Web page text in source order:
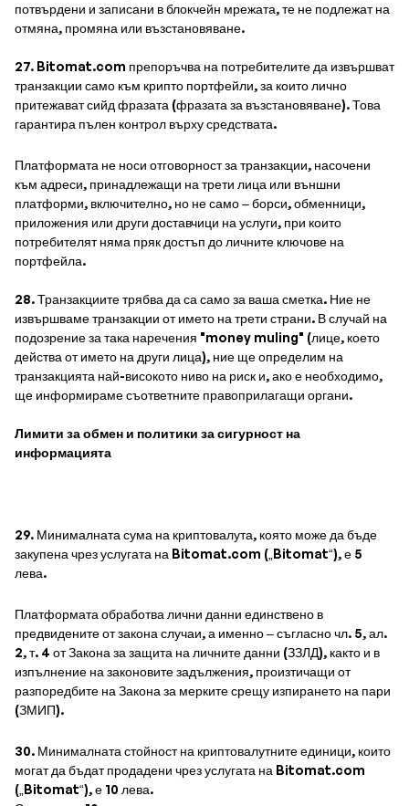
потвърдени и записани в блокчейн мрежата, те не подлежат на
отмяна, промяна или възстановяване.
27. Bitomat.com препоръчва на потребителите да извършват
транзакции само към крипто портфейли, за които лично
притежават сийд фразата (фразата за възстановяване). Това
гарантира пълен контрол върху средствата.
Платформата не носи отговорност за транзакции, насочени
към адреси, принадлежащи на трети лица или външни
платформи, включително, но не само – борси, обменници,
приложения или други доставчици на услуги, при които
потребителят няма пряк достъп до личните ключове на
портфейла.
28. Транзакциите трябва да са само за ваша сметка. Ние не
извършваме транзакции от името на трети страни. В случай на
подозрение за така наречения "money muling" (лице, което
действа от името на други лица), ние ще определим на
транзакцията най-високото ниво на риск и, ако е необходимо,
ще информираме съответните правоприлагащи органи.
Лимити за обмен и политики за сигурност на
информацията
29. Минималната сума на криптовалута, която може да бъде
закупена чрез услугата на Bitomat.com („Bitomat“), е 5
лева.
Платформата обработва лични данни единствено в
предвидените от закона случаи, а именно – съгласно чл. 5, ал.
2, т. 4 от Закона за защита на личните данни (ЗЗЛД), както и в
изпълнение на законовите задължения, произтичащи от
разпоредбите на Закона за мерките срещу изпирането на пари
(ЗМИП).
30. Минималната стойност на криптовалутните единици, които
могат да бъдат продадени чрез услугата на Bitomat.com
(„Bitomat“), е 10 лева.